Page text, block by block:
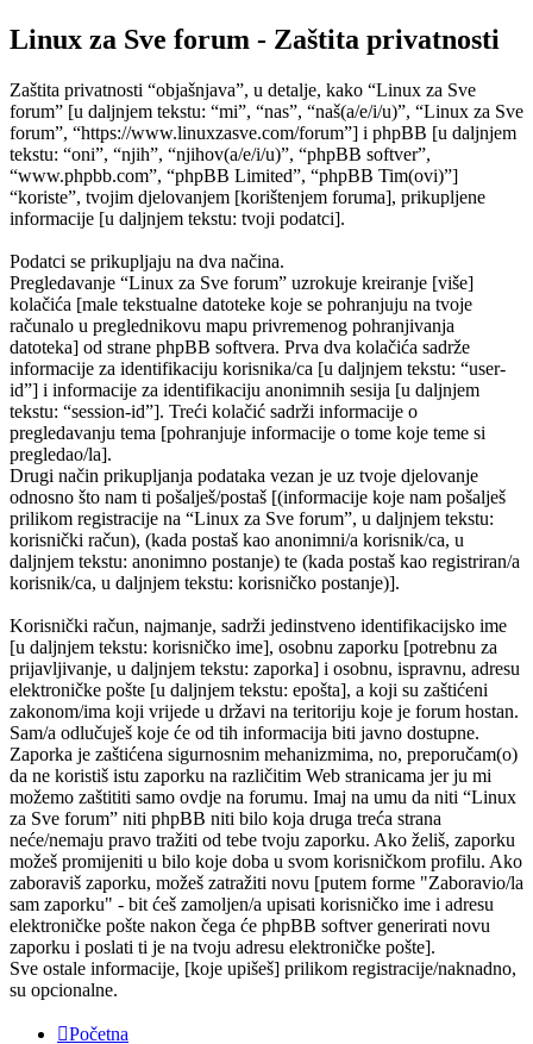
Linux za Sve forum - Zaštita privatnosti
Zaštita privatnosti “objašnjava”, u detalje, kako “Linux za Sve
forum” [u daljnjem tekstu: “mi”, “nas”, “naš(a/e/i/u)”, “Linux za Sve
forum”, “https://www.linuxzasve.com/forum”] i phpBB [u daljnjem
tekstu: “oni”, “njih”, “njihov(a/e/i/u)”, “phpBB softver”,
“www.phpbb.com”, “phpBB Limited”, “phpBB Tim(ovi)”]
“koriste”, tvojim djelovanjem [korištenjem foruma], prikupljene
informacije [u daljnjem tekstu: tvoji podatci].
Podatci se prikupljaju na dva načina.
Pregledavanje “Linux za Sve forum” uzrokuje kreiranje [više]
kolačića [male tekstualne datoteke koje se pohranjuju na tvoje
računalo u preglednikovu mapu privremenog pohranjivanja
datoteka] od strane phpBB softvera. Prva dva kolačića sadrže
informacije za identifikaciju korisnika/ca [u daljnjem tekstu: “user-
id”] i informacije za identifikaciju anonimnih sesija [u daljnjem
tekstu: “session-id”]. Treći kolačić sadrži informacije o
pregledavanju tema [pohranjuje informacije o tome koje teme si
pregledao/la].
Drugi način prikupljanja podataka vezan je uz tvoje djelovanje
odnosno što nam ti pošalješ/postaš [(informacije koje nam pošalješ
prilikom registracije na “Linux za Sve forum”, u daljnjem tekstu:
korisnički račun), (kada postaš kao anonimni/a korisnik/ca, u
daljnjem tekstu: anonimno postanje) te (kada postaš kao registriran/a
korisnik/ca, u daljnjem tekstu: korisničko postanje)].
Korisnički račun, najmanje, sadrži jedinstveno identifikacijsko ime
[u daljnjem tekstu: korisničko ime], osobnu zaporku [potrebnu za
prijavljivanje, u daljnjem tekstu: zaporka] i osobnu, ispravnu, adresu
elektroničke pošte [u daljnjem tekstu: epošta], a koji su zaštićeni
zakonom/ima koji vrijede u državi na teritoriju koje je forum hostan.
Sam/a odlučuješ koje će od tih informacija biti javno dostupne.
Zaporka je zaštićena sigurnosnim mehanizmima, no, preporučam(o)
da ne koristiš istu zaporku na različitim Web stranicama jer ju mi
možemo zaštititi samo ovdje na forumu. Imaj na umu da niti “Linux
za Sve forum” niti phpBB niti bilo koja druga treća strana
neće/nemaju pravo tražiti od tebe tvoju zaporku. Ako želiš, zaporku
možeš promijeniti u bilo koje doba u svom korisničkom profilu. Ako
zaboraviš zaporku, možeš zatražiti novu [putem forme "Zaboravio/la
sam zaporku" - bit ćeš zamoljen/a upisati korisničko ime i adresu
elektroničke pošte nakon čega će phpBB softver generirati novu
zaporku i poslati ti je na tvoju adresu elektroničke pošte].
Sve ostale informacije, [koje upišeš] prilikom registracije/naknadno,
su opcionalne.
Početna